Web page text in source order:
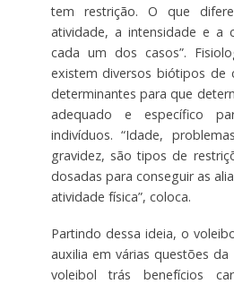
tem restrição. O que
atividade, a intensidade e a
cada um dos casos”.
existem diversos biótipos de
determinantes para que
adequado e específico
indivíduos. “Idade,
gravidez, são tipos de
dosadas para conseguir as
atividade física”, coloca.
Partindo dessa ideia, o
auxilia em várias questões da
voleibol trás benefícios